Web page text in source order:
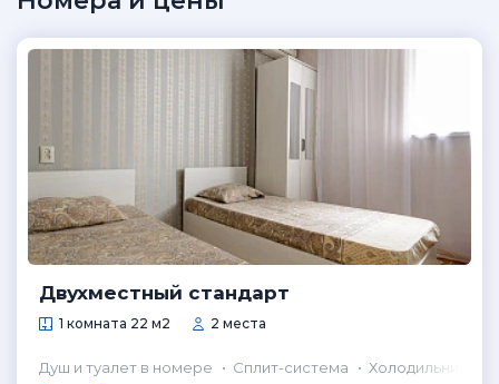
Двухместный стандарт
1 комната 22 м2 2 места
Душ и туалет в номере Сплит-система
Холодильник в